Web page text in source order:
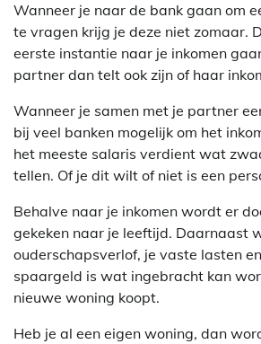
Wanneer je naar de bank gaan om
te vragen krijg je deze niet zomaar.
eerste instantie naar je inkomen
partner dan telt ook zijn of haar
Wanneer je samen met je partner
bij veel banken mogelijk om het
het meeste salaris verdient wat
tellen. Of je dit wilt of niet is een
Behalve naar je inkomen wordt er
gekeken naar je leeftijd. Daarnaast
ouderschapsverlof, je vaste lasten
spaargeld is wat ingebracht kan
nieuwe woning koopt.
Heb je al een eigen woning, dan